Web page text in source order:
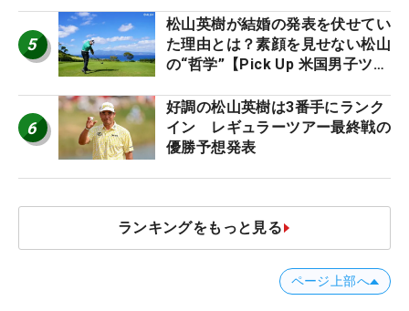
5
松山英樹が結婚の発表を伏せてい
た理由とは？素顔を見せない松山
の“哲学”【Pick Up 米国男子ツア
6
好調の松山英樹は3番手にランク
イン レギュラーツアー最終戦の
優勝予想発表
ランキングをもっと見る
ページ上部へ